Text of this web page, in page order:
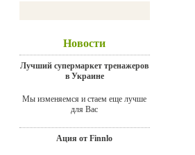
Новости
Лучший супермаркет тренажеров
в Украине
Мы изменяемся и стаем еще лучше
для Вас
Ация от Finnlo